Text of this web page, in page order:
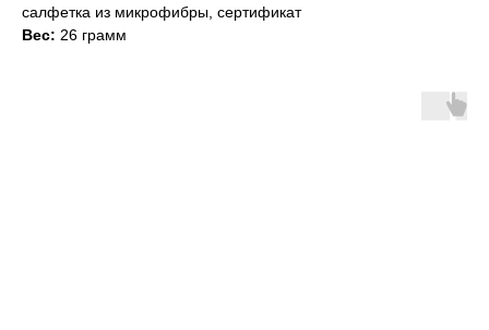
салфетка из микрофибры, сертификат
Вес: 26 грамм